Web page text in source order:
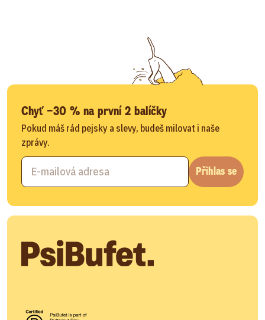
Chyť −30 % na první 2 balíčky
Pokud máš rád pejsky a slevy, budeš milovat i naše
zprávy.
Přihlas se